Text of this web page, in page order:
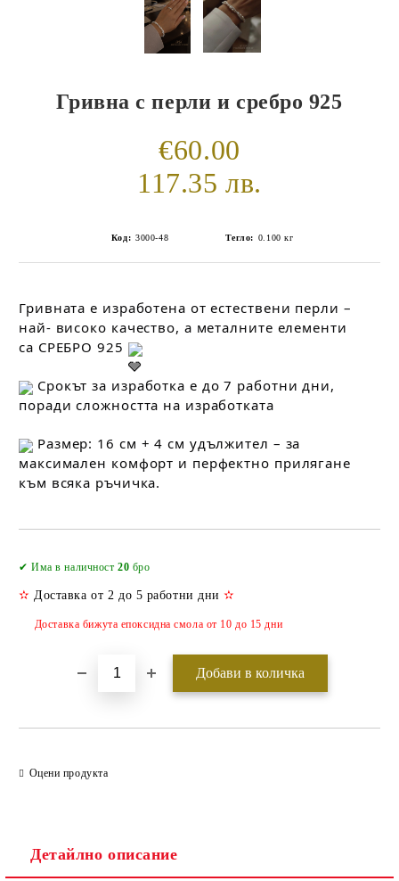
Гривна с перли и сребро 925
€60.00
117.35 лв.
Код: 3000-48 Тегло: 0.100 кг
Гривната е изработена от естествени перли –
най- високо качество, а металните елементи
са СРЕБРО 925
Срокът за изработка е до 7 работни дни,
поради сложността на изработката
Размер: 16 см + 4 см удължител – за
максимален комфорт и перфектно прилягане
към всяка ръчичка.
✔ Има в наличност20 бро
✫ Доставка от 2 до 5 работни дни✫
Доставка бижута епоксидна смола от 10 до 15 дни
Оцени продукта
Детайлно описание